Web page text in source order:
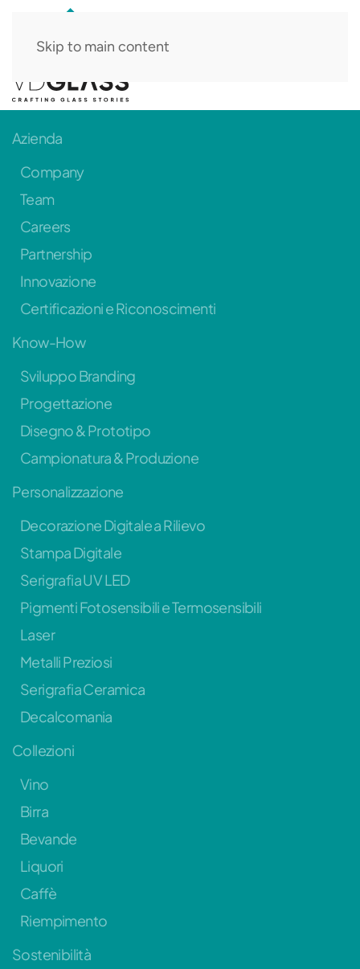
Skip to main content
IT
Azienda
Company
Team
Careers
Partnership
Innovazione
Certificazioni e Riconoscimenti
Know-How
Sviluppo Branding
Progettazione
Disegno & Prototipo
Campionatura & Produzione
Personalizzazione
Decorazione Digitale a Rilievo
Stampa Digitale
Serigrafia UV LED
Pigmenti Fotosensibili e Termosensibili
Laser
Metalli Preziosi
Serigrafia Ceramica
Decalcomania
Collezioni
Vino
Birra
Bevande
Liquori
Caffè
Riempimento
Sostenibilità